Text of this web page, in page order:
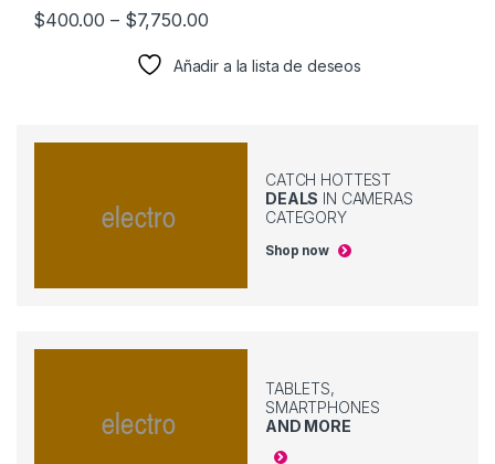
$400.00 – $7,750.00
Añadir a la lista de deseos
CATCH HOTTEST
DEALS IN CAMERAS
CATEGORY
Shop now
TABLETS,
SMARTPHONES
AND MORE